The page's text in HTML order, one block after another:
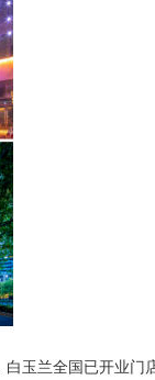
玉兰全国已开业门